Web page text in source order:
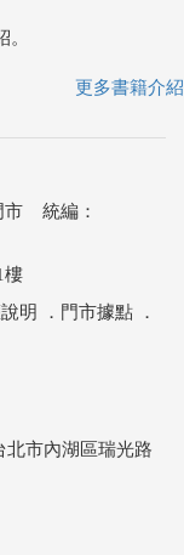
更多書籍介紹
市 統編：
樓
明 ． 門市據點 ．
北市內湖區瑞光路